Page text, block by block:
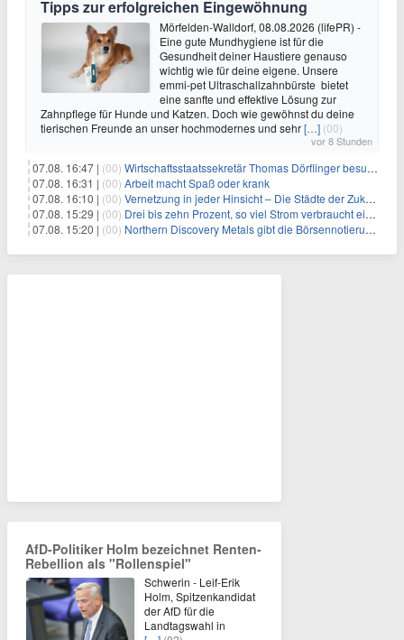
Tipps zur erfolgreichen Eingewöhnung
Mörfelden-Walldorf, 08.08.2026 (lifePR) -
Eine gute Mundhygiene ist für die
Gesundheit deiner Haustiere genauso
wichtig wie für deine eigene. Unsere
emmi-pet Ultraschallzahnbürste bietet
eine sanfte und effektive Lösung zur
Zahnpflege für Hunde und Katzen. Doch wie gewöhnst du deine
tierischen Freunde an unser hochmodernes und sehr[…] (00)
vor 8 Stunden
07.08. 16:47 | (00) Wirtschaftsstaatssekretär Thomas Dörflinger besucht Handwerksbetrieb im Kammerbezirk Freiburg
07.08. 16:31 | (00) Arbeit macht Spaß oder krank
07.08. 16:10 | (00) Vernetzung in jeder Hinsicht – Die Städte der Zukunft sind grün-blau
07.08. 15:29 | (00) Drei bis zehn Prozent, so viel Strom verbraucht ein Aufzug im Gebäude
07.08. 15:20 | (00) Northern Discovery Metals gibt die Börsennotierung an der Frankfurter Wertpapierbörse bekannt
AfD-Politiker Holm bezeichnet Renten-
Rebellion als "Rollenspiel"
Schwerin - Leif-Erik
Holm, Spitzenkandidat
der AfD für die
Landtagswahl in